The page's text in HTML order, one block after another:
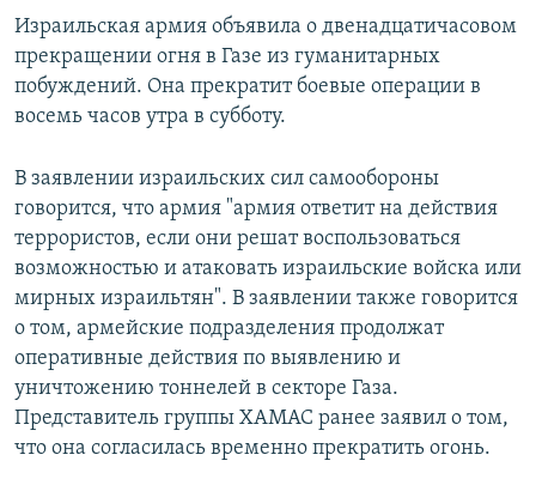
Израильская армия объявила о двенадцатичасовом
прекращении огня в Газе из гуманитарных
побуждений. Она прекратит боевые операции в
восемь часов утра в субботу.
В заявлении израильских сил самообороны
говорится, что армия "армия ответит на действия
террористов, если они решат воспользоваться
возможностью и атаковать израильские войска или
мирных израильтян". В заявлении также говорится
о том, армейские подразделения продолжат
оперативные действия по выявлению и
уничтожению тоннелей в секторе Газа.
Представитель группы ХАМАС ранее заявил о том,
что она согласилась временно прекратить огонь.